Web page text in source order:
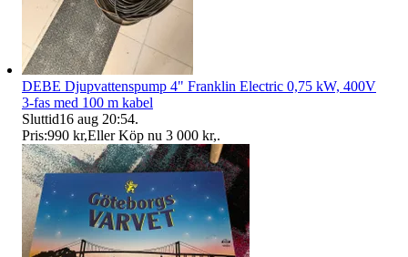
DEBE Djupvattenspump 4" Franklin Electric 0,75 kW, 400V
3-fas med 100 m kabel
Sluttid16 aug 20:54.
Pris:990 kr,Eller Köp nu 3 000 kr,.